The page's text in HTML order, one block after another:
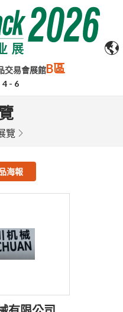
交易會展館B區
4 - 6
覽
海報